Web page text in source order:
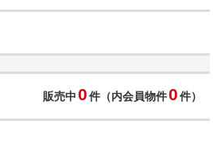
販売中0件（内会員物件0件）